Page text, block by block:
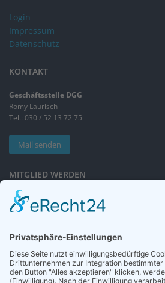
Login
Impressum
Datenschutz
KONTAKT
Geschäftsstelle DGG
Romy Laurisch
Tel.: 030 / 52 13 72 75
Mail senden
MITGLIED WERDEN
Sieben gute Gründe
für Ihre Mitgliedschaft
NEWSLETTER